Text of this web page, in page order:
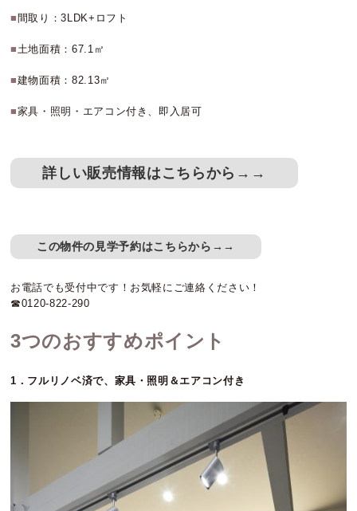
■ 間取り：3LDK+ロフト
■土地面積：67.1㎡
■建物面積：82.13㎡
■家具・照明・エアコン付き、即入居可
詳しい販売情報はこちらから→→
この物件の見学予約はこちらから→→
お電話でも受付中です！お気軽にご連絡ください！
☎0120-822-290
3つのおすすめポイント
1．フルリノベ済で、家具・照明＆エアコン付き